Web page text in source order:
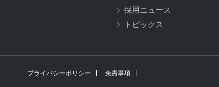
採用ニュース
トピックス
プライバシーポリシー 免責事項